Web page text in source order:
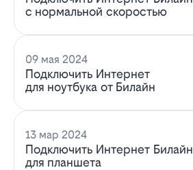
с нормальной скоростью
09 мая 2024
Подключить Интернет
для ноутбука от Билайн
13 мар 2024
Подключить Интернет Билайн
для планшета